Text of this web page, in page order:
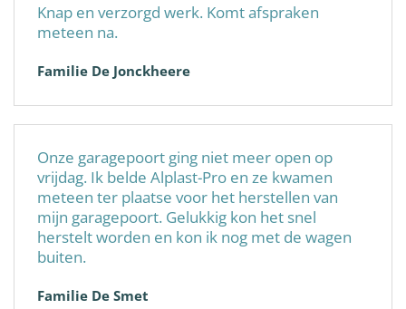
Knap en verzorgd werk. Komt afspraken
meteen na.
Familie De Jonckheere
Onze garagepoort ging niet meer open op
vrijdag. Ik belde Alplast-Pro en ze kwamen
meteen ter plaatse voor het herstellen van
mijn garagepoort. Gelukkig kon het snel
herstelt worden en kon ik nog met de wagen
buiten.
Familie De Smet